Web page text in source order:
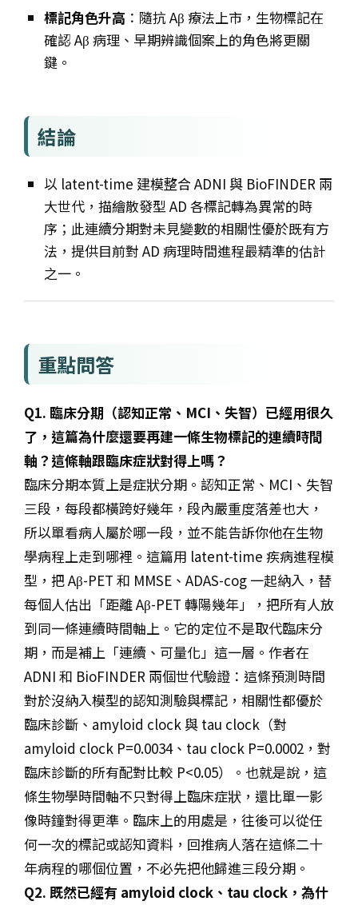
標記角色升高 ：隨抗 Aβ 療法上市，生物標記在
確認 Aβ 病理、早期辨識個案上的角色將更關
鍵。
結論
以 latent-time 建模整合 ADNI 與 BioFINDER 兩
大世代，描繪散發型 AD 各標記轉為異常的時
序；此連續分期對未見變數的相關性優於既有方
法，提供目前對 AD 病理時間進程最精準的估計
之一。
重點問答
Q1. 臨床分期（認知正常、MCI、失智）已經用很久
了，這篇為什麼還要再建一條生物標記的連續時間
軸？這條軸跟臨床症狀對得上嗎？
臨床分期本質上是症狀分期。認知正常、MCI、失智
三段，每段都橫跨好幾年，段內嚴重度落差也大，
所以單看病人屬於哪一段，並不能告訴你他在生物
學病程上走到哪裡。這篇用 latent-time 疾病進程模
型，把 Aβ-PET 和 MMSE、ADAS-cog 一起納入，替
每個人估出「距離 Aβ-PET 轉陽幾年」，把所有人放
到同一條連續時間軸上。它的定位不是取代臨床分
期，而是補上「連續、可量化」這一層。作者在
ADNI 和 BioFINDER 兩個世代驗證：這條預測時間
對於沒納入模型的認知測驗與標記，相關性都優於
臨床診斷、amyloid clock 與 tau clock（對
amyloid clock P=0.0034、tau clock P=0.0002，對
臨床診斷的所有配對比較 P<0.05）。也就是說，這
條生物學時間軸不只對得上臨床症狀，還比單一影
像時鐘對得更準。臨床上的用處是，往後可以從任
何一次的標記或認知資料，回推病人落在這條二十
年病程的哪個位置，不必先把他歸進三段分期。
Q2. 既然已經有 amyloid clock、tau clock，為什